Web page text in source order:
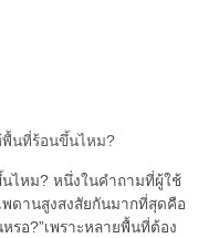
พื้นที่ร้อนขึ้นไหม?
ไหม? หนึ่งในคำถามที่ผู้ใช้
พดานสูงสงสัยกันมากที่สุดคือ
รอ?”เพราะหลายพื้นที่ต้อง